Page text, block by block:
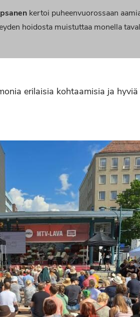
kertoi puheenvuorossaan
hoidosta muistuttaa monella
erilaisia kohtaamisia ja